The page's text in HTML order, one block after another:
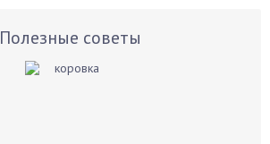
Полезные советы